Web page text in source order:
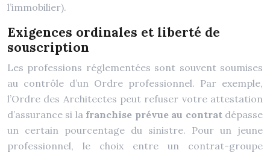
l’immobilier).
Exigences ordinales et liberté de
souscription
Les professions réglementées sont souvent soumises
au contrôle d’un Ordre professionnel. Par exemple,
l’Ordre des Architectes peut refuser votre attestation
d’assurance si la franchise prévue au contratdépasse
un certain pourcentage du sinistre. Pour un jeune
professionnel, le choix entre un contrat-groupe